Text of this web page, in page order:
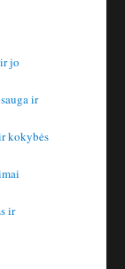
jo
ir
kokybės
ir